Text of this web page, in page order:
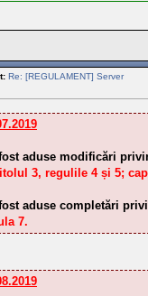
Re: [REGULAMENT] Server
aduse modificări
3, regulile 4 și 5;
aduse completări
7.